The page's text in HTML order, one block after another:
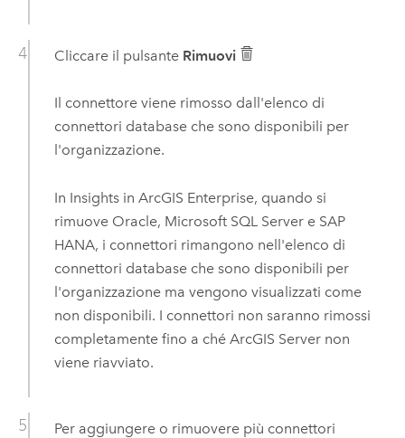
Cliccare il pulsante Rimuovi
Il connettore viene rimosso dall'elenco di
connettori database che sono disponibili per
l'organizzazione.
In Insights in ArcGIS Enterprise, quando si
rimuove Oracle, Microsoft SQL Servere SAP
HANA, i connettori rimangono nell'elenco di
connettori database che sono disponibili per
l'organizzazione ma vengono visualizzati come
non disponibili. I connettori non saranno rimossi
completamente fino a ché ArcGIS Servernon
viene riavviato.
Per aggiungere o rimuovere più connettori